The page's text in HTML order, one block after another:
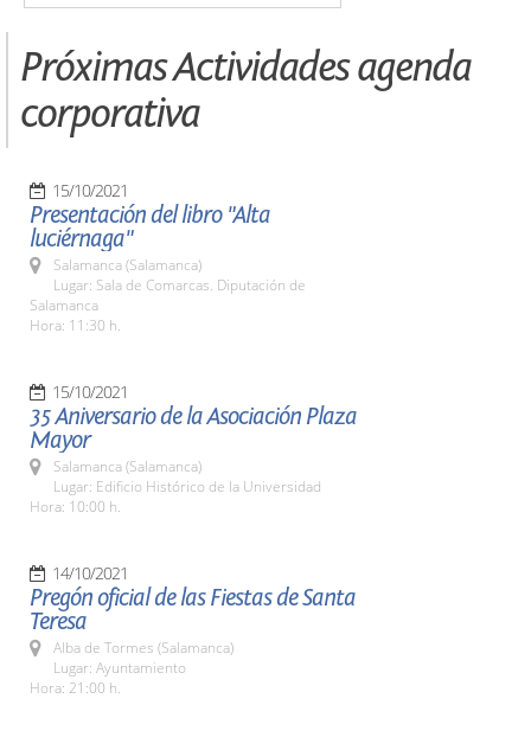
Próximas Actividades agenda
corporativa
15/10/2021
Presentación del libro "Alta
luciérnaga"
Salamanca (Salamanca)
Lugar: Sala de Comarcas. Diputación de
Salamanca
Hora: 11:30 h.
15/10/2021
35 Aniversario de la Asociación Plaza
Mayor
Salamanca (Salamanca)
Lugar: Edificio Histórico de la Universidad
Hora: 10:00 h.
14/10/2021
Pregón oficial de las Fiestas de Santa
Teresa
Alba de Tormes (Salamanca)
Lugar: Ayuntamiento
Hora: 21:00 h.